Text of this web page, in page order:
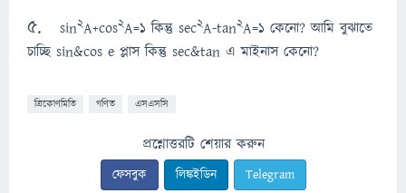
৫.
sin2A+cos2A=1 কিন্তু sec2A-tan2A=1 কেনো? আমি বুঝাতে
চাচ্ছি sin&cos e প্লাস কিন্তু sec&tan এ মাইনাস কেনো?
ত্রিকোণমিতি গণিত এসএসসি
প্রশ্নোত্তরটি শেয়ার করুন
ফেসবুক লিঙ্কইডিন Telegram